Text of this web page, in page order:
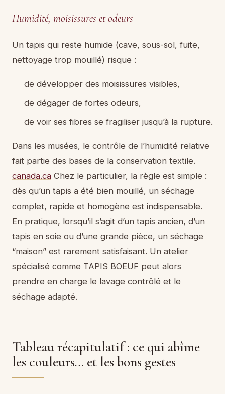
Humidité, moisissures et odeurs
Un tapis qui reste humide (cave, sous-sol, fuite,
nettoyage trop mouillé) risque :
de développer des moisissures visibles,
de dégager de fortes odeurs,
de voir ses fibres se fragiliser jusqu’à la rupture.
Dans les musées, le contrôle de l’humidité relative
fait partie des bases de la conservation textile.
canada.ca Chez le particulier, la règle est simple :
dès qu’un tapis a été bien mouillé, un séchage
complet, rapide et homogène est indispensable.
En pratique, lorsqu’il s’agit d’un tapis ancien, d’un
tapis en soie ou d’une grande pièce, un séchage
“maison” est rarement satisfaisant. Un atelier
spécialisé comme TAPIS BOEUF peut alors
prendre en charge le lavage contrôlé et le
séchage adapté.
Tableau récapitulatif : ce qui abîme
les couleurs… et les bons gestes